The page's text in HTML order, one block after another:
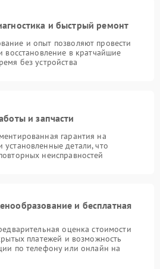
и быстрый ремонт
и опыт позволяют провести
восстановление в кратчайшие
без устройства
и запчасти
гарантия на
детали, что
неисправностей
и бесплатная
оценка стоимости
платежей и возможность
по телефону или онлайн на